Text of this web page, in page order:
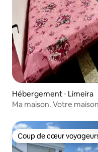
Hébergement ⋅ Limeira
Ma maison. Votre
Coup de cœur
Coup de cœur